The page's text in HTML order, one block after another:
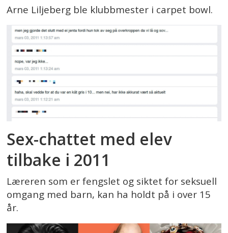
Arne Liljeberg ble klubbmester i carpet bowl.
Sex-chattet med elev
tilbake i 2011
Læreren som er fengslet og siktet for seksuell
omgang med barn, kan ha holdt på i over 15
år.